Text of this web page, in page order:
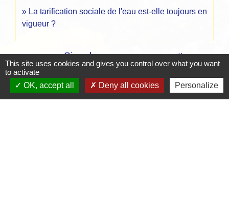
La tarification sociale de l'eau est-elle toujours en
vigueur ?
Signaler une erreur sur cette page
This site uses cookies and gives you control over what you want
to activate
OK, accept all
Deny all cookies Personalize